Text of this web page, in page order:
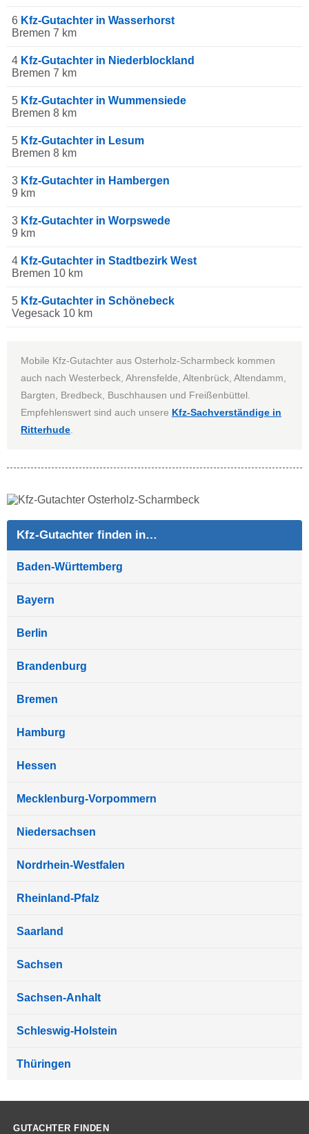
6 Kfz-Gutachter in Wasserhorst
Bremen 7 km
4 Kfz-Gutachter in Niederblockland
Bremen 7 km
5 Kfz-Gutachter in Wummensiede
Bremen 8 km
5 Kfz-Gutachter in Lesum
Bremen 8 km
3 Kfz-Gutachter in Hambergen
9 km
3 Kfz-Gutachter in Worpswede
9 km
4 Kfz-Gutachter in Stadtbezirk West
Bremen 10 km
5 Kfz-Gutachter in Schönebeck
Vegesack 10 km
Mobile Kfz-Gutachter aus Osterholz-Scharmbeck kommen
auch nach Westerbeck, Ahrensfelde, Altenbrück, Altendamm,
Bargten, Bredbeck, Buschhausen und Freißenbüttel.
Empfehlenswert sind auch unsere Kfz-Sachverständige in
Ritterhude.
Kfz-Gutachter finden in…
Baden-Württemberg
Bayern
Berlin
Brandenburg
Bremen
Hamburg
Hessen
Mecklenburg-Vorpommern
Niedersachsen
Nordrhein-Westfalen
Rheinland-Pfalz
Saarland
Sachsen
Sachsen-Anhalt
Schleswig-Holstein
Thüringen
GUTACHTER FINDEN